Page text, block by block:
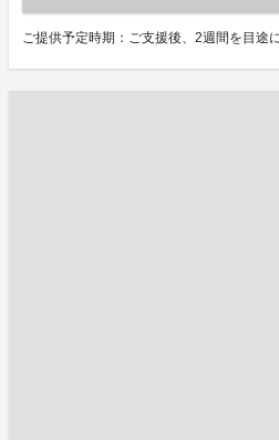
ご提供予定時期：ご支援後、2週間を目途